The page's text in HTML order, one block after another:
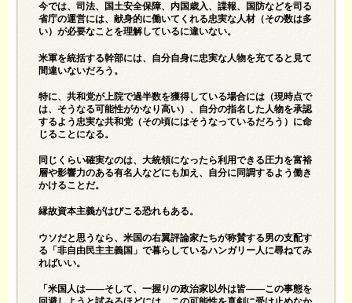
今では、司法、国土安全保障、内国歳入、諜報、国防などを司る
省庁の運営には、献身的に働いてくれる忠実な人材（その数は多
い）が必要なことを理解しているに違いない。
米軍を統括する幹部には、自分自身に忠実な人物を充てると見て
間違いないだろう。
特に、共和党が上院で過半数を獲得している場合には（現時点で
は、そうなる可能性がかなり高い）、自分の指名した人物を承認
するよう忠実な共和党（その頃にはそうなっているだろう）に命
じることになる。
同じくらい確実なのは、大統領になったら利用できる圧力を富裕
層や影響力のある有名人などにも加え、自分に同調するよう働き
かけることだ。
縁故資本主義がはびこる恐れもある。
ウソだと思うなら、米国の右翼評論家たちが称賛する男の支配す
る「非自由民主主義国」で暮らしているハンガリー人に尋ねてみ
ればいい。
「米国人は――そして、一握りの政治家以外は皆――この事態を